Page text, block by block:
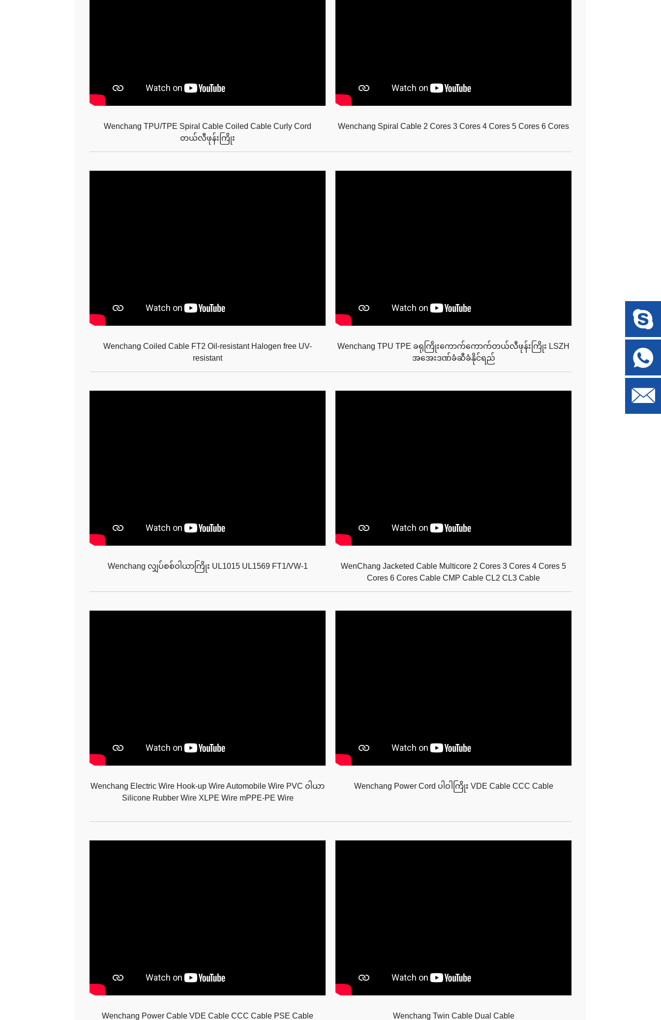
Wenchang TPU/TPE Spiral Cable Coiled Cable Curly Cord
တယ်လီဖုန်းကြိုး
Wenchang Spiral Cable 2 Cores 3 Cores 4 Cores 5 Cores 6 Cores
Wenchang Coiled Cable FT2 Oil-resistant Halogen free UV-
resistant
Wenchang TPU TPE ခရုကြိုးကောက်ကောက်တယ်လီဖုန်းကြိုး LSZH
အအေးဒဏ်ခံဆီခံနိုင်ရည်
Wenchang လျှပ်စစ်ဝါယာကြိုး UL1015 UL1569 FT1/VW-1
WenChang Jacketed Cable Multicore 2 Cores 3 Cores 4 Cores 5
Cores 6 Cores Cable CMP Cable CL2 CL3 Cable
Wenchang Electric Wire Hook-up Wire Automobile Wire PVC ဝါယာ
Silicone Rubber Wire XLPE Wire mPPE-PE Wire
Wenchang Power Cord ပါဝါကြိုး VDE Cable CCC Cable
Wenchang Power Cable VDE Cable CCC Cable PSE Cable Wenchang Twin Cable Dual Cable